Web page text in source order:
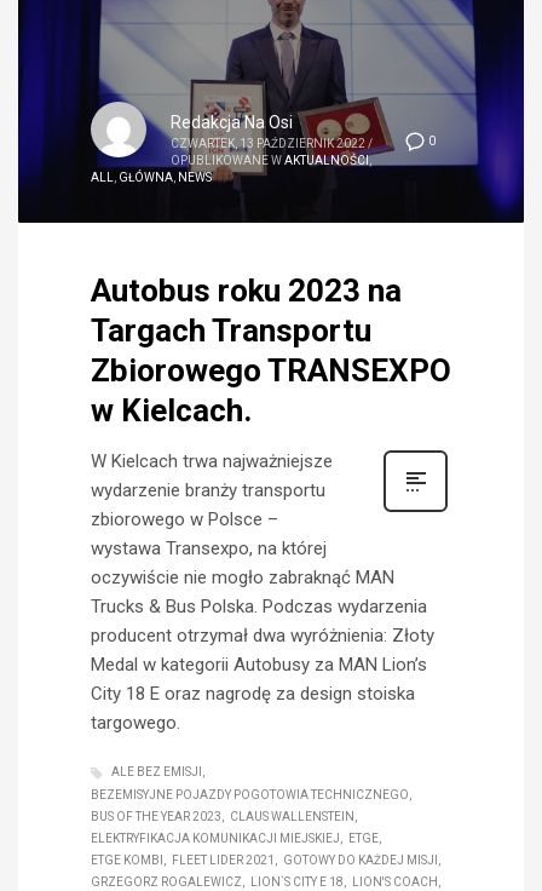
0
Redakcja Na Osi
CZWARTEK, 13 PAŹDZIERNIK 2022/
OPUBLIKOWANE WAKTUALNOŚCI ,
ALL, GŁÓWNA, NEWS
Autobus roku 2023 na
Targach Transportu
Zbiorowego TRANSEXPO
w Kielcach.
W Kielcach trwa najważniejsze
wydarzenie branży transportu
zbiorowego w Polsce –
wystawa Transexpo, na której
oczywiście nie mogło zabraknąć MAN
Trucks & Bus Polska. Podczas wydarzenia
producent otrzymał dwa wyróżnienia: Złoty
Medal w kategorii Autobusy za MAN Lion’s
City 18 E oraz nagrodę za design stoiska
targowego.
ALE BEZ EMISJI
BEZEMISYJNE POJAZDY POGOTOWIA TECHNICZNEGO
BUS OF THE YEAR 2023
CLAUS WALLENSTEIN
ELEKTRYFIKACJA KOMUNIKACJI MIEJSKIEJ
ETGE
ETGE KOMBI
FLEET LIDER 2021
GOTOWY DO KAŻDEJ MISJI
GRZEGORZ ROGALEWICZ
LION`S CITY E 18
LION'S COACH